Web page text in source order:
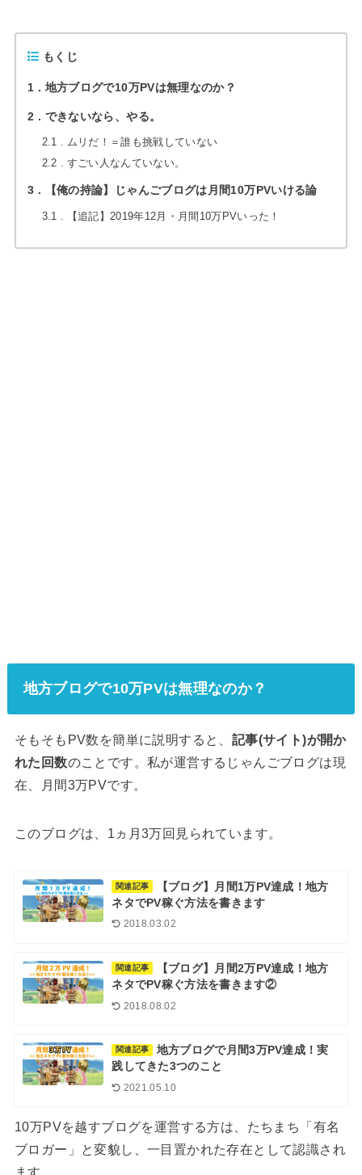
もくじ
1 地方ブログで10万PVは無理なのか？
2 できないなら、やる。
2.1
ムリだ！＝誰も挑戦していない
2.2
すごい人なんていない。
3 【俺の持論】じゃんごブログは月間10万PVいける論
3.1 【追記】2019年12月・月間10万PVいった！
地方ブログで10万PVは無理なのか？
そもそもPV数を簡単に説明すると、 記事(サイト)が開か
れた回数のことです。私が運営するじゃんごブログは現
在、月間3万PVです。
このブログは、1ヵ月3万回見られています。
関連記事
【ブログ】月間1万PV達成！地方
ネタでPV稼ぐ方法を書きます
2018.03.02
関連記事
【ブログ】月間2万PV達成！地方
ネタでPV稼ぐ方法を書きます②
2018.08.02
関連記事
地方ブログで月間3万PV達成！実
践してきた3つのこと
2021.05.10
10万PVを越すブログを運営する方は、たちまち「有名
ブロガー」と変貌し、一目置かれた存在として認識され